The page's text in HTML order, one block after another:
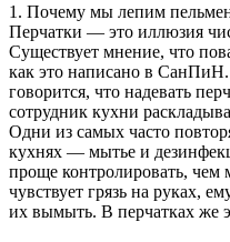
1. Почему мы лепим
Перчатки — это иллюзия
Существует мнение, что
как это написано в
говорится, что надевать
сотрудник кухни
Одни из самых часто
кухнях — мытье и
проще контролировать, чем
чувствует грязь на руках,
их вымыть. В перчатках же